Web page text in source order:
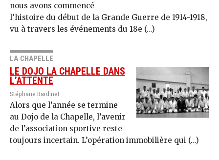
nous avons commencé
l’histoire du début de la Grande Guerre de 1914-1918,
vu à travers les événements du 18e (…)
LA CHAPELLE
LE DOJO LA CHAPELLE DANS
L’ATTENTE
Stéphane Bardinet
Alors que l’année se termine
au Dojo de la Cha­pelle, l’avenir
de l’association sportive reste
toujours incertain. L’opération immobilière qui (…)